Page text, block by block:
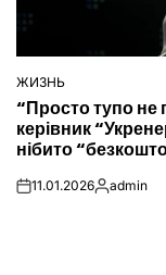
ОПУБЛІКУВАТИ
У
ЖИЗНЬ
“Просто тупо не
керівник
нібито
on11.01.2026 admin